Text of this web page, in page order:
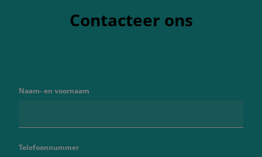
Contacteer ons
Naam- en voornaam
Telefoonnummer